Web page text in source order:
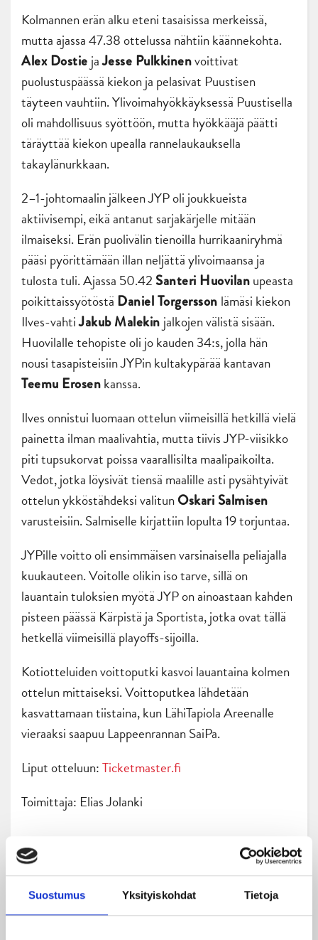
Suostumus Yksityiskohdat Tietoja
Kolmannen erän alku eteni tasaisissa merkeissä,
mutta ajassa 47.38 ottelussa nähtiin käännekohta.
Alex Dostie jaJesse Pulkkinenvoittivat
puolustuspäässä kiekon ja pelasivat Puustisen
täyteen vauhtiin. Ylivoimahyökkäyksessä Puustisella
oli mahdollisuus syöttöön, mutta hyökkääjä päätti
täräyttää kiekon upealla rannelaukauksella
takaylänurkkaan.
2–1-johtomaalin jälkeen JYP oli joukkueista
aktiivisempi, eikä antanut sarjakärjelle mitään
ilmaiseksi. Erän puolivälin tienoilla hurrikaaniryhmä
pääsi pyörittämään illan neljättä ylivoimaansa ja
tulosta tuli. Ajassa 50.42 Santeri Huovilanupeasta
poikittaissyötöstä Daniel Torgersson lämäsi kiekon
Ilves-vahtiJakub Malekin jalkojen välistä sisään.
Huovilalle tehopiste oli jo kauden 34:s, jolla hän
nousi tasapisteisiin JYPin kultakypärää kantavan
Teemu Erosenkanssa.
Ilves onnistui luomaan ottelun viimeisillä hetkillä vielä
painetta ilman maalivahtia, mutta tiivis JYP-viisikko
piti tupsukorvat poissa vaarallisilta maalipaikoilta.
Vedot, jotka löysivät tiensä maalille asti pysähtyivät
ottelun ykköstähdeksi valitunOskari Salmisen
varusteisiin. Salmiselle kirjattiin lopulta 19 torjuntaa.
JYPille voitto oli ensimmäisen varsinaisella peliajalla
kuukauteen. Voitolle olikin iso tarve, sillä on
lauantain tuloksien myötä JYP on ainoastaan kahden
pisteen päässä Kärpistä ja Sportista, jotka ovat tällä
hetkellä viimeisillä playoffs-sijoilla.
Kotiotteluiden voittoputki kasvoi lauantaina kolmen
ottelun mittaiseksi. Voittoputkea lähdetään
kasvattamaan tiistaina, kun LähiTapiola Areenalle
vieraaksi saapuu Lappeenrannan SaiPa.
Liput otteluun:Ticketmaster.fi
Toimittaja: Elias Jolanki